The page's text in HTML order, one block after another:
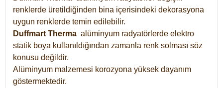
renklerde üretildiğinden bina içerisindeki dekorasyona
uygun renklerde temin edilebilir.
Duffmart Therma alüminyum radyatörlerde elektro
statik boya kullanıldığından zamanla renk solması söz
konusu değildir.
Alüminyum malzemesi korozyona yüksek dayanım
göstermektedir.